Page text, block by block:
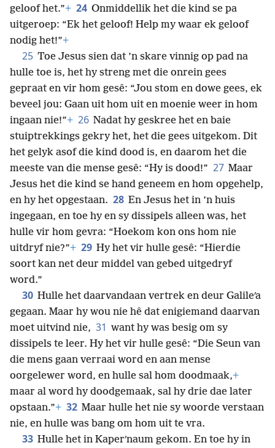
geloof het.”+ 24 Onmiddellik het die kind se pa
uitgeroep: “Ek het geloof! Help my waar ek geloof
nodig het!”+
25 Toe Jesus sien dat ’n skare vinnig op pad na
hulle toe is, het hy streng met die onrein gees
gepraat en vir hom gesê: “Jou stom en dowe gees, ek
beveel jou: Gaan uit hom uit en moenie weer in hom
ingaan nie!”+ 26 Nadat hy geskree het en baie
stuiptrekkings gekry het, het die gees uitgekom. Dit
het gelyk asof die kind dood is, en daarom het die
meeste van die mense gesê: “Hy is dood!” 27 Maar
Jesus het die kind se hand geneem en hom opgehelp,
en hy het opgestaan. 28 En Jesus het in ’n huis
ingegaan, en toe hy en sy dissipels alleen was, het
hulle vir hom gevra: “Hoekom kon ons hom nie
uitdryf nie?”+ 29 Hy het vir hulle gesê: “Hierdie
soort kan net deur middel van gebed uitgedryf
word.”
30 Hulle het daarvandaan vertrek en deur Galileʹa
gegaan. Maar hy wou nie hê dat enigiemand daarvan
moet uitvind nie, 31 want hy was besig om sy
dissipels te leer. Hy het vir hulle gesê: “Die Seun van
die mens gaan verraai word en aan mense
oorgelewer word, en hulle sal hom doodmaak,+
maar al word hy doodgemaak, sal hy drie dae later
opstaan.”+ 32 Maar hulle het nie sy woorde verstaan
nie, en hulle was bang om hom uit te vra.
33 Hulle het in Kaperʹnaum gekom. En toe hy in